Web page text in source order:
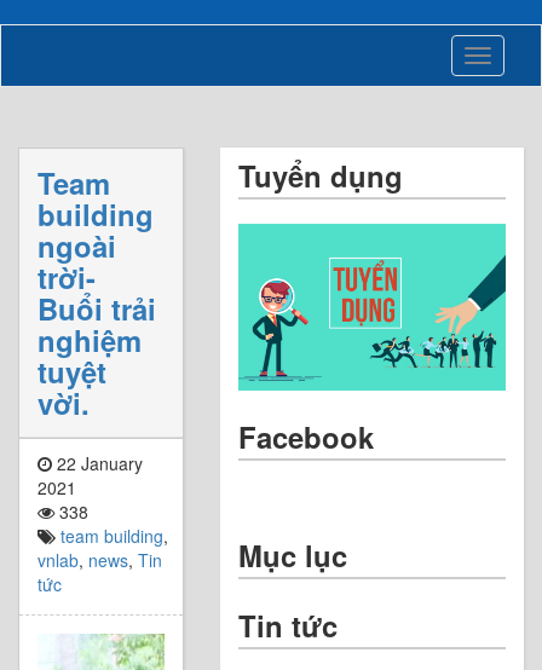
Toggle
Team
building
ngoài
trời-
Buổi trải
nghiệm
tuyệt
vời.
22 January
2021
338
team building,
vnlab, news, Tin
tức
Tuyển dụng
Facebook
Mục lục
Tin tức